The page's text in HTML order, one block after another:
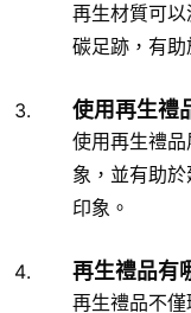
再生材質可
碳足跡，有助
使用再生禮
使用再生禮
象，並有助
印象。
再生禮品有
再生禮品不